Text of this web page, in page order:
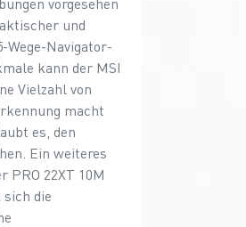
und
Navigator-
kann der MSI
Vielzahl von
macht
es, den
Ein weiteres
22XT 10M
die